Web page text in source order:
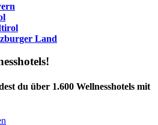
Land
du über 1.600 Wellnesshotels mit